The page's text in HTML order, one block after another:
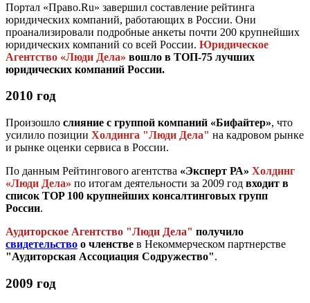
Портал «Право.Ru» завершил составление рейтинга
юридических компаний, работающих в России. Они
проанализировали подробные анкеты почти 200 крупнейших
юридических компаний со всей России. Юридическое
Агентство «Люди Дела» вошло в ТОП-75 лучших
юридических компаний России.
2010 год
Произошло слияние с группой компаний «Бифайтер», что
усилило позиции Холдинга "Люди Дела" на кадровом рынке
и рынке оценки сервиса в России.
По данным Рейтингового агентства «Эксперт РА» Холдинг
«Люди Дела» по итогам деятельности за 2009 год входит в
список TOP 100 крупнейших консалтинговых групп
России.
Аудиторское Агентство "Люди Дела" получило
свидетельство о членстве в Некоммерческом партнерстве
"Аудиторская Ассоциация Содружество".
2009 год